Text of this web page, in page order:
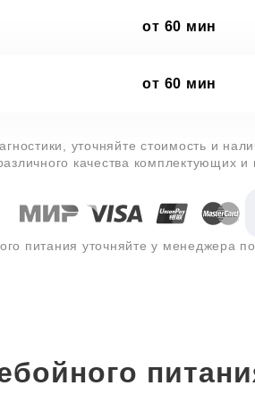
от 60 мин
от 60 мин
уточняйте стоимость и
качества комплектующих
питания уточняйте у менеджера